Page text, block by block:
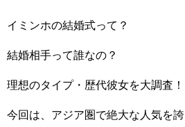
イミンホの結婚式って？
結婚相手って誰なの？
理想のタイプ・歴代彼女を大調査！
今回は、アジア圏で絶大な人気を